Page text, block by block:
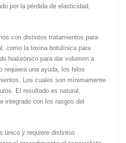
por la pérdida de elasticidad,
con distintos tratamientos para
como la toxina botulínica para
hialurónico para dar volumen a
requiera una ayuda, los hilos
Los cuales son mínimamente
El resultado es natural,
integrado con los rasgos del
único y requiere distintos